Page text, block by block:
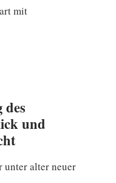
mit
und
unter alter neuer